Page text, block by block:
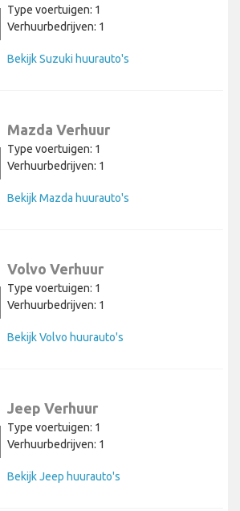
Type voertuigen: 1
Verhuurbedrijven: 1
Bekijk Suzuki huurauto's
Mazda Verhuur
Type voertuigen: 1
Verhuurbedrijven: 1
Bekijk Mazda huurauto's
Volvo Verhuur
Type voertuigen: 1
Verhuurbedrijven: 1
Bekijk Volvo huurauto's
Jeep Verhuur
Type voertuigen: 1
Verhuurbedrijven: 1
Bekijk Jeep huurauto's